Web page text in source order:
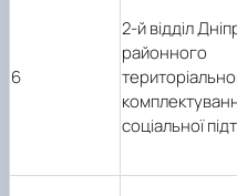
6
2-й відділ
районного
соціальної